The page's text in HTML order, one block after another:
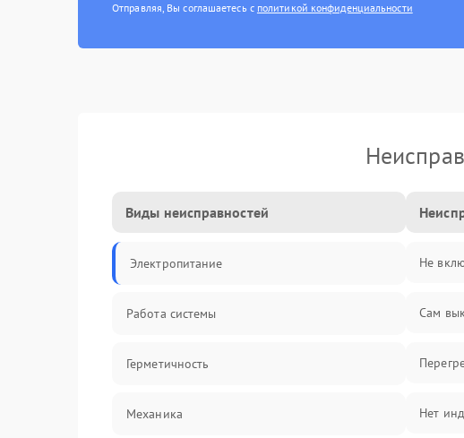
Отправляя, Вы соглашаетесь с политикой конфиденциальности
Виды неисправностей
Электропитание
Работа системы
Герметичность
Механика
Не
Сам
Нет